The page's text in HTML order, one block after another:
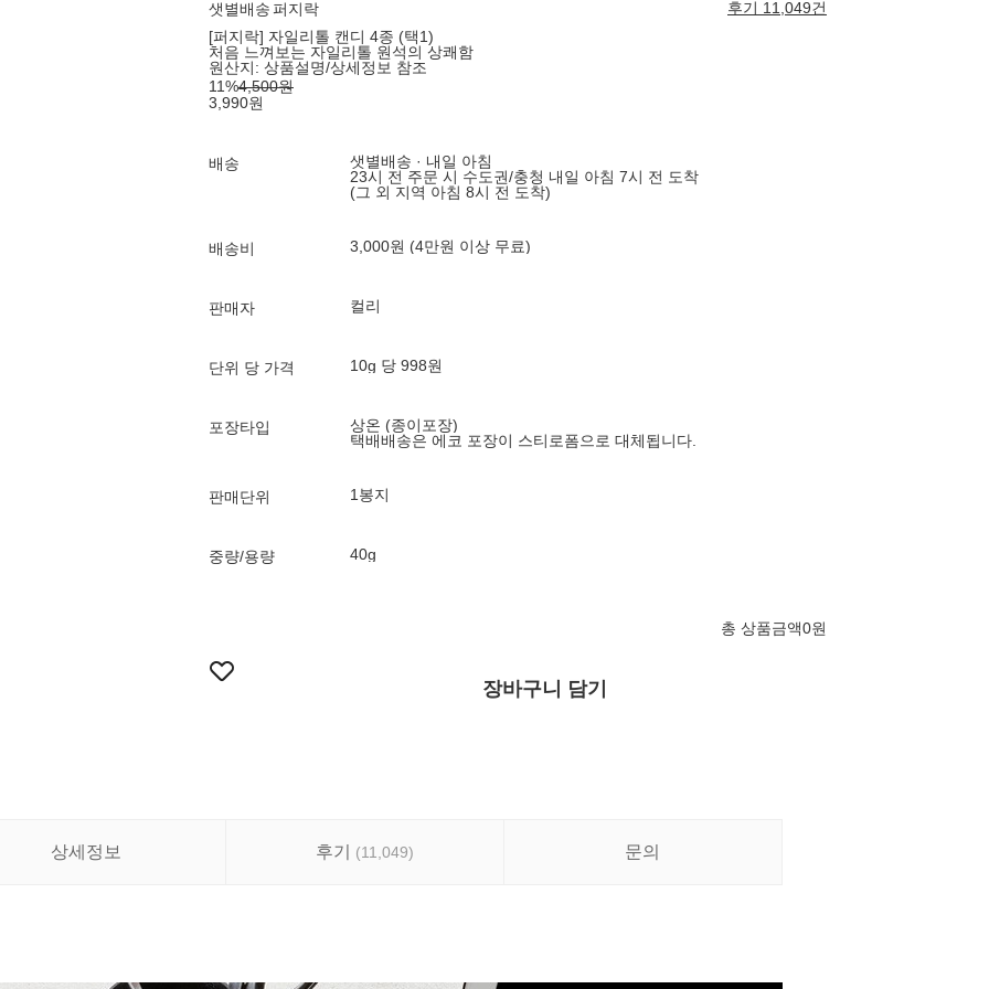
샛별배송퍼지락
후기 11,049건
[퍼지락] 자일리톨 캔디 4종 (택1)
처음 느껴보는 자일리톨 원석의 상쾌함
원산지: 상품설명/상세정보 참조
11%4,500원
3,990원
배송
샛별배송 · 내일 아침
23시 전 주문 시 수도권/충청 내일 아침 7시 전 도착
(그 외 지역 아침 8시 전 도착)
배송비 3,000원 (4만원 이상 무료)
판매자 컬리
단위 당 가격 10g 당 998원
포장타입
상온 (종이포장)
택배배송은 에코 포장이 스티로폼으로 대체됩니다.
판매단위 1봉지
중량/용량 40g
총 상품금액0원
장바구니 담기
상세정보 후기 (11,049) 문의